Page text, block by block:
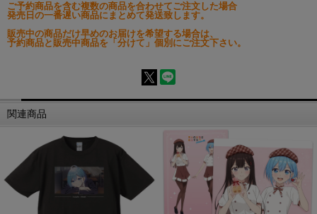
ご予約商品を含む複数の商品を合わせてご注文した場合
発売日の一番遅い商品にまとめて発送致します。
販売中の商品だけ早めのお届けを希望する場合は、
予約商品と販売中商品を「分けて」個別にご注文下さい。
関連商品